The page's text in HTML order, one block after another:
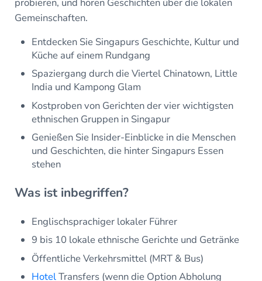
Gemeinschaften.
Entdecken Sie Singapurs Geschichte, Kultur und
Küche auf einem Rundgang
Spaziergang durch die Viertel Chinatown, Little
India und Kampong Glam
Kostproben von Gerichten der vier wichtigsten
ethnischen Gruppen in Singapur
Genießen Sie Insider-Einblicke in die Menschen
und Geschichten, die hinter Singapurs Essen
stehen
Was ist inbegriffen?
Englischsprachiger lokaler Führer
9 bis 10 lokale ethnische Gerichte und Getränke
Öffentliche Verkehrsmittel (MRT & Bus)
HotelTransfers (wenn die Option Abholung